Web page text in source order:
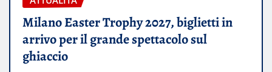
Milano Easter Trophy 2027, biglietti in
arrivo per il grande spettacolo sul
ghiaccio